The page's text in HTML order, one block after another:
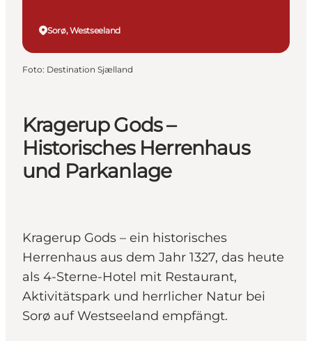
Kragerup Gods –
Historisches Herrenhaus
und Parkanlage
Kragerup Gods – ein historisches
Herrenhaus aus dem Jahr 1327, das heute
als 4-Sterne-Hotel mit Restaurant,
Aktivitätspark und herrlicher Natur bei
Sorø auf Westseeland empfängt.
Sorø, Westseeland
Foto: Destination Sjælland